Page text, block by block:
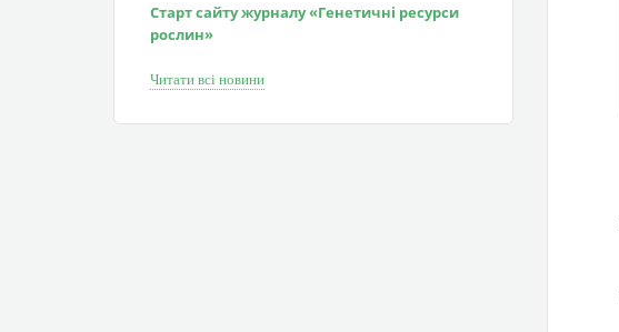
Старт сайту журналу «Генетичні ресурси
рослин»
Читати всі новини